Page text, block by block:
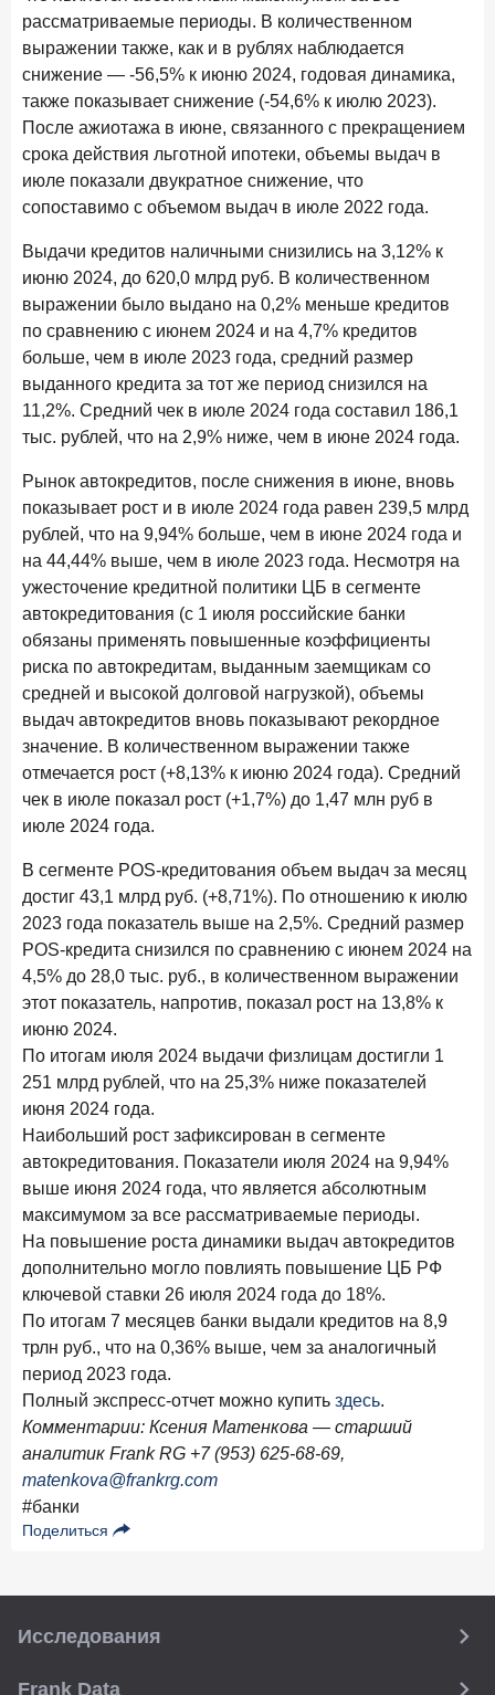
25 июня 2026 года ИССЛЕДОВАНИЕ
Ипотека в России: итоги мая 2026 года в цифрах
22 июня 2026 года
«Честность — индустриальный стандарт»: как банки
завоевывают лояльность private-клиентов
Итоги недели, наша трактовка основных событий
на банковском рынке
ПОДПИСАТЬСЯ
Я согласен с условиямиобработки данных
8 июня 2026 года ИССЛЕДОВАНИЕ
По итогам мая 2026 года объем выдач кредитов
составил 993,8 млрд руб.
Синергия интеллектов: будущее контакт-центров в
партнерстве человека и технологий
1 июня 2026 года
В борьбе за сбережения россиян банки учатся
понимать контекст
28 мая 2026 года ИССЛЕДОВАНИЕ
Доверие становится главным фактором на рынке
Private banking
25 мая 2026 года ИССЛЕДОВАНИЕ
Ипотека в России: итоги апреля 2026 года в цифрах
13 мая 2026 года ИССЛЕДОВАНИЕ
«Ни один зарубежный private банк не может
сравниться с российским»
6 мая 2026 года
По итогам апреля 2026 года объем выдач кредитов
составил 968 млрд руб.
29 апреля 2026 года ИССЛЕДОВАНИЕ
Конкуренция на рынке инвестиционно-страховых
продуктов усиливается
28 апреля 2026 года ИССЛЕДОВАНИЕ
Привязанность побеждает ставку? Как выбирают банк
для сбережений в 2026 году
27 апреля 2026 года ИССЛЕДОВАНИЕ
Банки скорректировали доходность вкладов после
снижения ключевой ставки до 14,5%
Цифра дня
Средний срок ипотеки на вторичном рынке
23,3
Ипотека. Итоги работы крупнейших ипотечных банков
рассматриваемые периоды. В количественном
выражении также, как и в рублях наблюдается
снижение — -56,5% к июню 2024, годовая динамика,
также показывает снижение (-54,6% к июлю 2023).
После ажиотажа в июне, связанного с прекращением
срока действия льготной ипотеки, объемы выдач в
июле показали двукратное снижение, что
сопоставимо с объемом выдач в июле 2022 года.
Выдачи кредитов наличными снизились на 3,12% к
июню 2024, до 620,0 млрд руб. В количественном
выражении было выдано на 0,2% меньше кредитов
по сравнению с июнем 2024 и на 4,7% кредитов
больше, чем в июле 2023 года, средний размер
выданного кредита за тот же период снизился на
11,2%. Средний чек в июле 2024 года составил 186,1
тыс. рублей, что на 2,9% ниже, чем в июне 2024 года.
Рынок автокредитов, после снижения в июне, вновь
показывает рост и в июле 2024 года равен 239,5 млрд
рублей, что на 9,94% больше, чем в июне 2024 года и
на 44,44% выше, чем в июле 2023 года. Несмотря на
ужесточение кредитной политики ЦБ в сегменте
автокредитования (с 1 июля российские банки
обязаны применять повышенные коэффициенты
риска по автокредитам, выданным заемщикам со
средней и высокой долговой нагрузкой), объемы
выдач автокредитов вновь показывают рекордное
значение. В количественном выражении также
отмечается рост (+8,13% к июню 2024 года). Средний
чек в июле показал рост (+1,7%) до 1,47 млн руб в
июле 2024 года.
В сегменте POS-кредитования объем выдач за месяц
достиг 43,1 млрд руб. (+8,71%). По отношению к июлю
2023 года показатель выше на 2,5%. Средний размер
POS-кредита снизился по сравнению с июнем 2024 на
4,5% до 28,0 тыс. руб., в количественном выражении
этот показатель, напротив, показал рост на 13,8% к
июню 2024.
По итогам июля 2024 выдачи физлицам достигли 1
251 млрд рублей, что на 25,3% ниже показателей
июня 2024 года.
Наибольший рост зафиксирован в сегменте
автокредитования. Показатели июля 2024 на 9,94%
выше июня 2024 года, что является абсолютным
максимумом за все рассматриваемые периоды.
На повышение роста динамики выдач автокредитов
дополнительно могло повлиять повышение ЦБ РФ
ключевой ставки 26 июля 2024 года до 18%.
По итогам 7 месяцев банки выдали кредитов на 8,9
трлн руб., что на 0,36% выше, чем за аналогичный
период 2023 года.
Полный экспресс-отчет можно купить здесь.
Комментарии: Ксения Матенкова — старший
аналитик Frank RG +7 (953) 625-68-69,
matenkova@frankrg.com
#банки
Поделиться
Исследования
Frank Data